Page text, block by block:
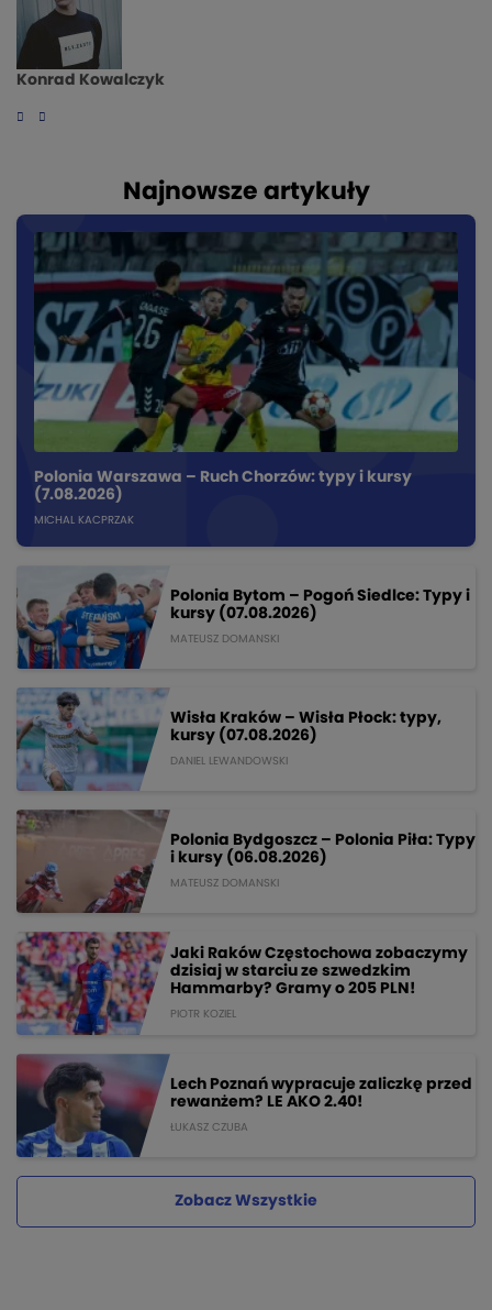
Konrad Kowalczyk
Najnowsze artykuły
Polonia Warszawa – Ruch Chorzów: typy i kursy
(7.08.2026)
MICHAL KACPRZAK
Polonia Bytom – Pogoń Siedlce: Typy i
kursy (07.08.2026)
MATEUSZ DOMANSKI
Wisła Kraków – Wisła Płock: typy,
kursy (07.08.2026)
DANIEL LEWANDOWSKI
Polonia Bydgoszcz – Polonia Piła: Typy
i kursy (06.08.2026)
MATEUSZ DOMANSKI
Jaki Raków Częstochowa zobaczymy
dzisiaj w starciu ze szwedzkim
Hammarby? Gramy o 205 PLN!
PIOTR KOZIEL
Lech Poznań wypracuje zaliczkę przed
rewanżem? LE AKO 2.40!
ŁUKASZ CZUBA
Zobacz Wszystkie